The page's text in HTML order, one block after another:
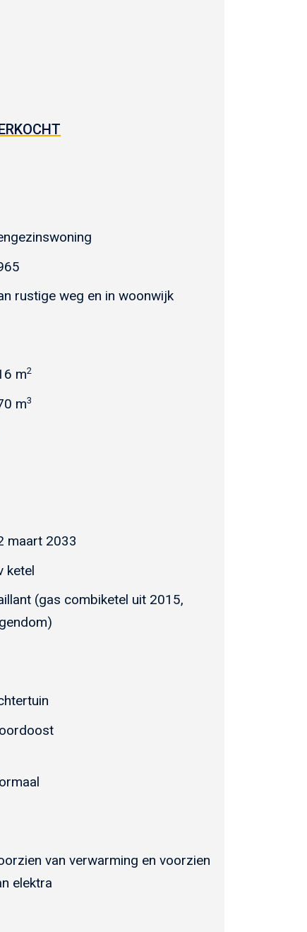
rustige weg en in woonwijk
m2
m3
maart 2033
ketel
(gas combiketel uit 2015,
van verwarming en voorzien
elektra